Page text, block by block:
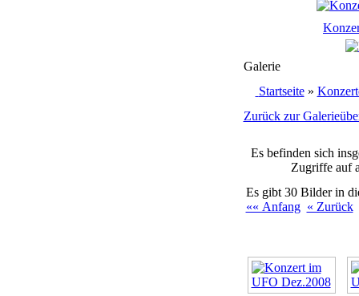
Galerie
Startseite»
Zurück zur
Es befinden sich
Zugriffe auf
Es gibt 30 Bilder in
«« Anfang « Zurück